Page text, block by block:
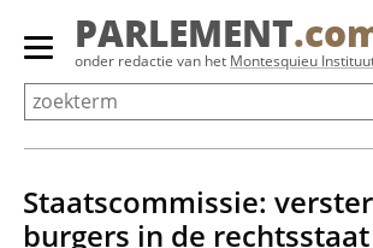
Overslaan
Primair
menu
tonen/verbergen
PARLEMENT
onder redactie van het Montesquieu
Staatscommissie:
burgers in de rechtsstaat